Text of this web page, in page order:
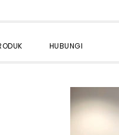
HUBUNGI